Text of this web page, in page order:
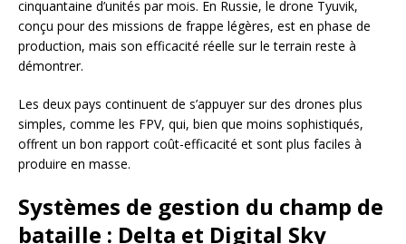
cinquantaine d’unités par mois. En Russie, le drone Tyuvik,
conçu pour des missions de frappe légères, est en phase de
production, mais son efficacité réelle sur le terrain reste à
démontrer.
Les deux pays continuent de s’appuyer sur des drones plus
simples, comme les FPV, qui, bien que moins sophistiqués,
offrent un bon rapport coût-efficacité et sont plus faciles à
produire en masse.
Systèmes de gestion du champ de
bataille : Delta et Digital Sky